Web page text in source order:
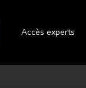
Accès experts